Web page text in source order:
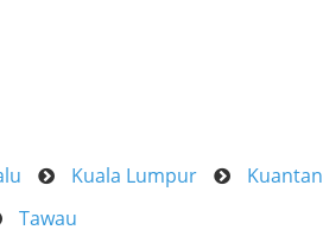
Kuala Lumpur
Kuantan
Tawau